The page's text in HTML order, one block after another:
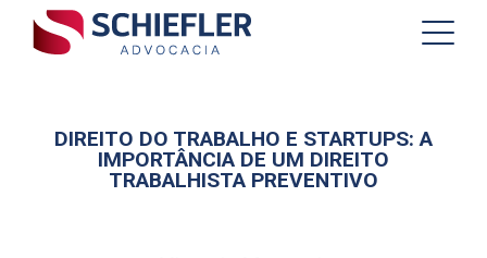
DIREITO DO TRABALHO E STARTUPS: A
IMPORTÂNCIA DE UM DIREITO
TRABALHISTA PREVENTIVO